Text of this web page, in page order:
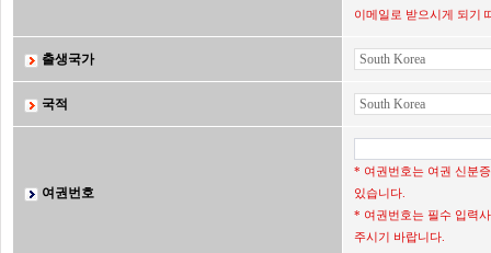
이메일로 받으시게 되기
출생국가
국적
여권번호
* 여권번호는 여권 신분
있습니다.
* 여권번호는 필수 입력
주시기 바랍니다.